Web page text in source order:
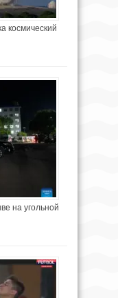
космический
на угольной